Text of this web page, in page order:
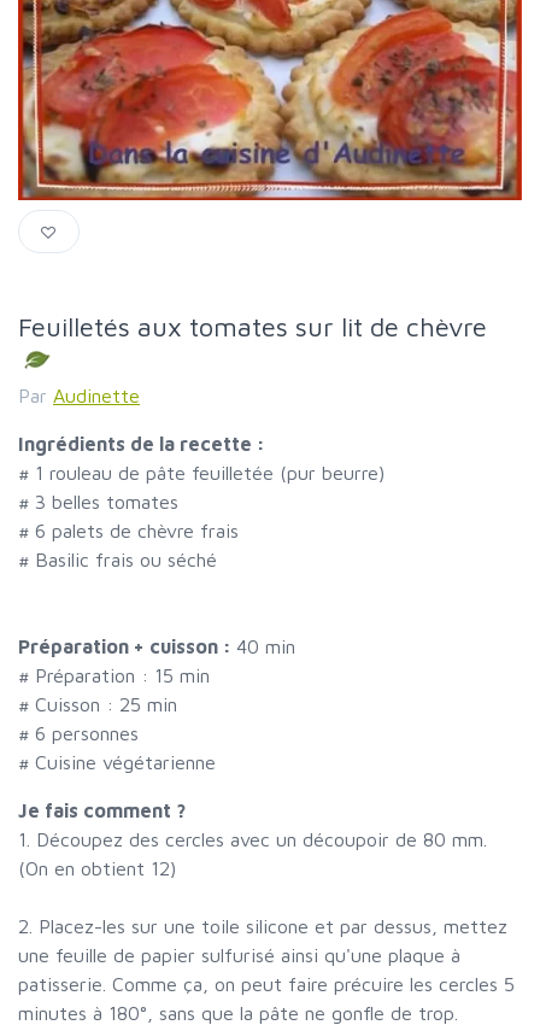
Feuilletés aux tomates sur lit de chèvre
Par Audinette
Ingrédients de la recette :
# 1 rouleau de pâte feuilletée (pur beurre)
# 3 belles tomates
# 6 palets de chèvre frais
# Basilic frais ou séché
Préparation + cuisson : 40 min
# Préparation : 15 min
# Cuisson : 25 min
# 6 personnes
# Cuisine végétarienne
Je fais comment ?
1. Découpez des cercles avec un découpoir de 80 mm.
(On en obtient 12)
2. Placez-les sur une toile silicone et par dessus, mettez
une feuille de papier sulfurisé ainsi qu'une plaque à
patisserie. Comme ça, on peut faire précuire les cercles 5
minutes à 180°, sans que la pâte ne gonfle de trop.